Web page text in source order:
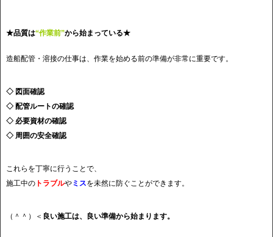
★品質は“作業前”から始まっている★
造船配管・溶接の仕事は、作業を始める前の準備が非常に重要です。
◇ 図面確認
◇ 配管ルートの確認
◇ 必要資材の確認
◇ 周囲の安全確認
これらを丁寧に行うことで、
施工中の トラブルや ミスを未然に防ぐことができます。
（＾＾）＜ 良い施工は、良い準備から始まります。